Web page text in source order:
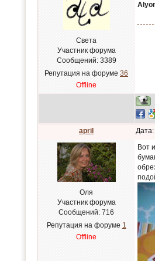
Света
Участник форума
Сообщений: 3389
Репутация на форуме 36
Offline
april
Оля
Участник форума
Сообщений: 716
Репутация на форуме 1
Offline
Вот